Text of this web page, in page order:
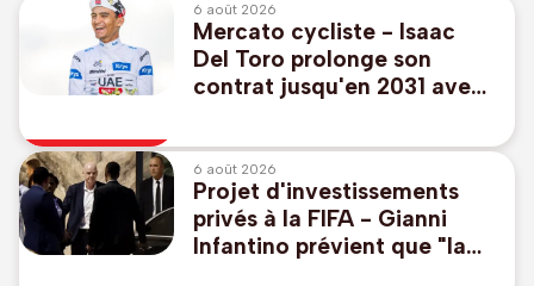
6 août 2026
Mercato cycliste - Isaac
Del Toro prolonge son
contrat jusqu'en 2031 avec
6 août 2026
Projet d'investissements
privés à la FIFA - Gianni
Infantino prévient que "la